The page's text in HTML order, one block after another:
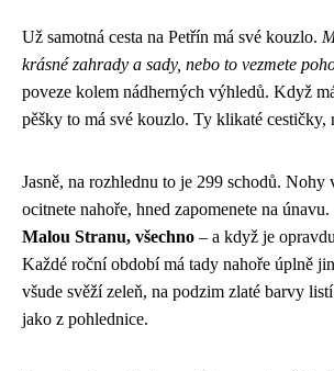
Už samotná cesta na Petřín má své kouzlo.
krásné zahrady a sady, nebo to vezmete
poveze kolem nádherných výhledů. Když
pěšky to má své kouzlo. Ty klikaté cestičky,
Jasně, na rozhlednu to je 299 schodů.
ocitnete nahoře, hned zapomenete na únavu.
Malou Stranu, všechno – a když je
Každé roční období má tady nahoře úplně
všude svěží zeleň, na podzim zlaté barvy
jako z pohlednice.